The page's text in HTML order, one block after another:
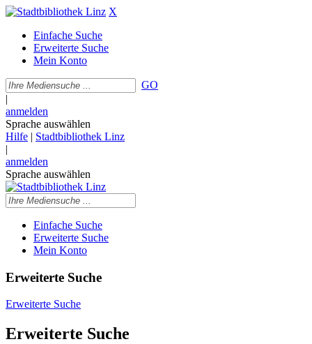
X
Einfache Suche
Erweiterte Suche
Mein Konto
GO
|
anmelden
Sprache auswählen
Hilfe | Stadtbibliothek Linz
|
anmelden
Sprache auswählen
Einfache Suche
Erweiterte Suche
Mein Konto
Erweiterte Suche
Erweiterte Suche
Erweiterte Suche